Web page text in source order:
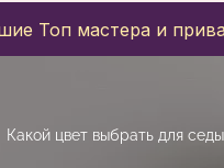
Какой цвет выбрать для
Топ мастера и